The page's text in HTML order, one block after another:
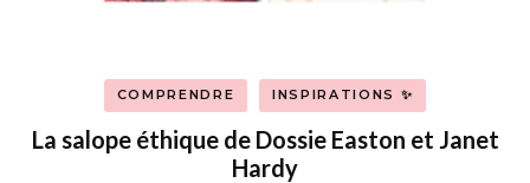
COMPRENDRE INSPIRATIONS ✨
La salope éthique de Dossie Easton et Janet
Hardy